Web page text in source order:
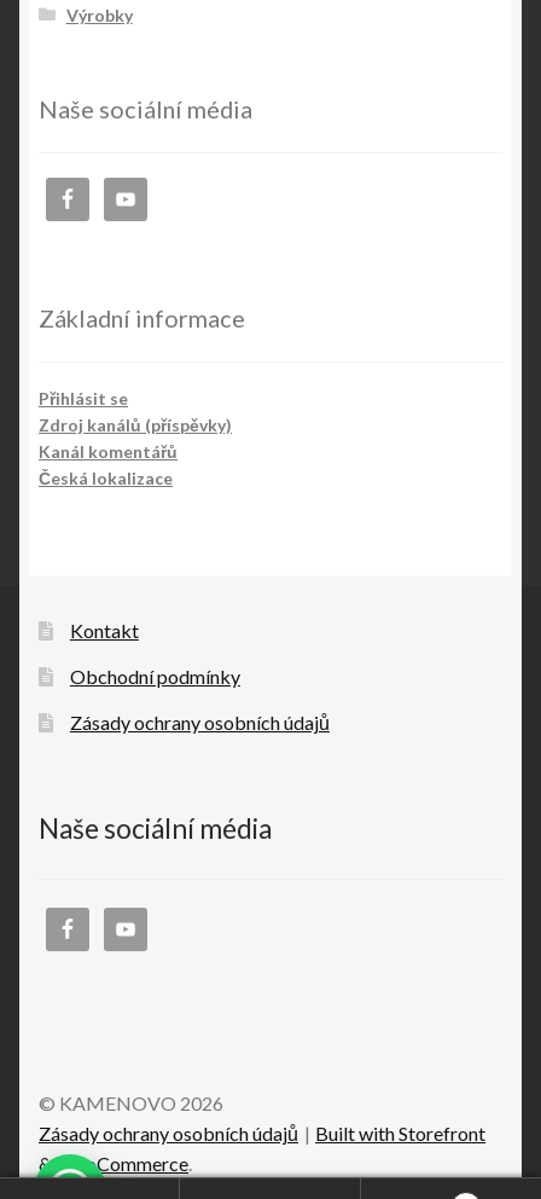
Výrobky
Naše sociální média
Základní informace
Přihlásit se
Zdroj kanálů (příspěvky)
Kanál komentářů
Česká lokalizace
Kontakt
Obchodní podmínky
Zásady ochrany osobních údajů
Naše sociální média
© KAMENOVO 2026
Zásady ochrany osobních údajů
Built with Storefront
& WooCommerce